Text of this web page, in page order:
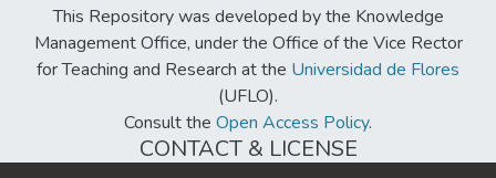
capacitaciones en sus distintos niveles (de
reacción y transferencia al puesto laboral).
Asimismo, se realizarán propuestas, desde
una mirada psicopedagógica,
fundamentando nuestro rol a través de la
práctica y las necesidades institucionales
This Repository was developed by the Knowledge
Management Office, under the Office of the Vice Rector
for Teaching and Research at the Universidad de Flores
(UFLO).
Consult the Open Access Policy.
CONTACT & LICENSE